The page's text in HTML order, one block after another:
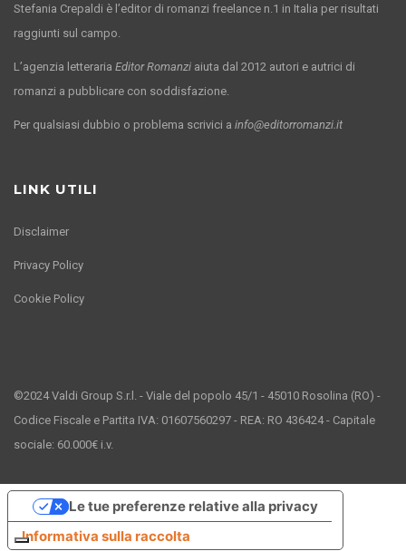
Stefania Crepaldi è l’editor di romanzi freelance n.1 in Italia per risultati
raggiunti sul campo.
L’agenzia letteraria Editor Romanzi aiuta dal 2012 autori e autrici di
romanzi a pubblicare con soddisfazione.
Per qualsiasi dubbio o problema scrivici a info@editorromanzi.it
LINK UTILI
Disclaimer
Privacy Policy
Cookie Policy
©2024 Valdi Group S.r.l. - Viale del popolo 45/1 - 45010 Rosolina (RO) -
Codice Fiscale e Partita IVA: 01607560297 - REA: RO 436424 - Capitale
sociale: 60.000€ i.v.
Informativa sulla raccolta
Le tue preferenze relative alla privacy